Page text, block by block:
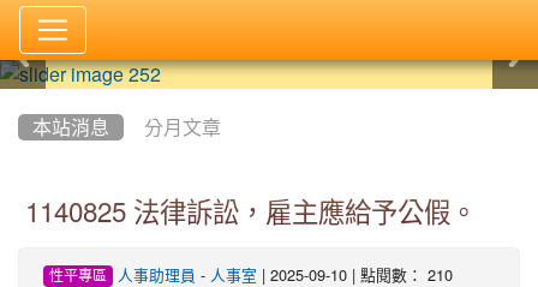
本站消息 分月文章
1140825 法律訴訟，雇主應給予公假。
性平專區 人事助理員 - 人事室 | 2025-09-10 | 點閱數： 210